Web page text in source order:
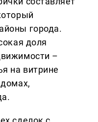
города.
доля
–
на витрине